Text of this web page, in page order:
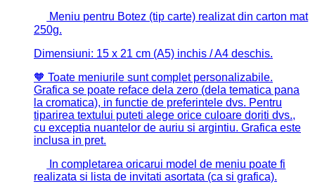
Meniu pentru Botez (tip carte) realizat din carton mat
250g.
Dimensiuni: 15 x 21 cm (A5) inchis / A4 deschis.
🧡 Toate meniurile sunt complet personalizabile.
Grafica se poate reface dela zero (dela tematica pana
la cromatica), in functie de preferintele dvs. Pentru
tiparirea textului puteti alege orice culoare doriti dvs.,
cu exceptia nuantelor de auriu si argintiu. Grafica este
inclusa in pret.
In completarea oricarui model de meniu poate fi
realizata si lista de invitati asortata (ca si grafica).